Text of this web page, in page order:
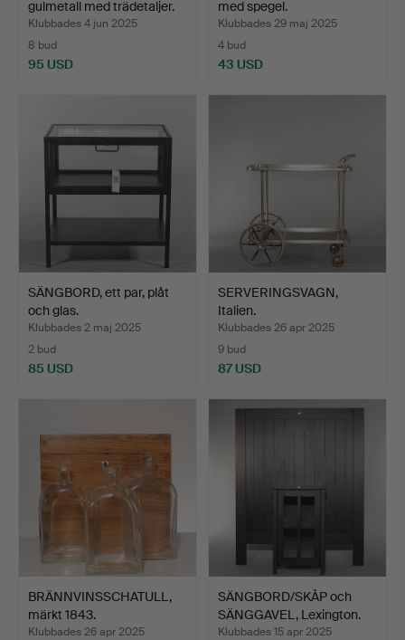
gulmetall med trädetaljer.
Klubbades 4 jun 2025
8 bud
95 USD
med spegel.
Klubbades 29 maj 2025
4 bud
43 USD
SÄNGBORD, ett par, plåt
och glas.
Klubbades 2 maj 2025
2 bud
85 USD
SERVERINGSVAGN,
Italien.
Klubbades 26 apr 2025
9 bud
87 USD
BRÄNNVINSSCHATULL,
märkt 1843.
Klubbades 26 apr 2025
SÄNGBORD/SKÅP och
SÄNGGAVEL, Lexington.
Klubbades 15 apr 2025